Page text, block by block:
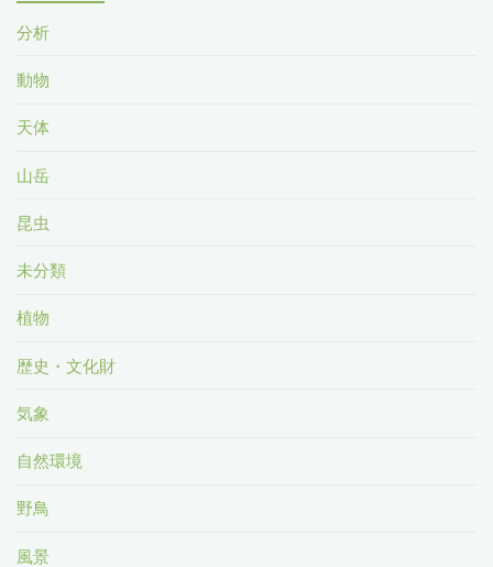
分析
動物
天体
山岳
昆虫
未分類
植物
歴史・文化財
気象
自然環境
野鳥
風景